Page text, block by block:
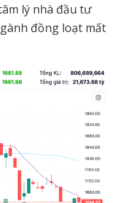
lý nhà đầu tư
đồng loạt mất